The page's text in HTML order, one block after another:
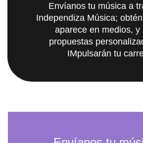
Envíanos tu música a
Independiza Música;
aparece en medios, y
propuestas
IMpulsarán tu